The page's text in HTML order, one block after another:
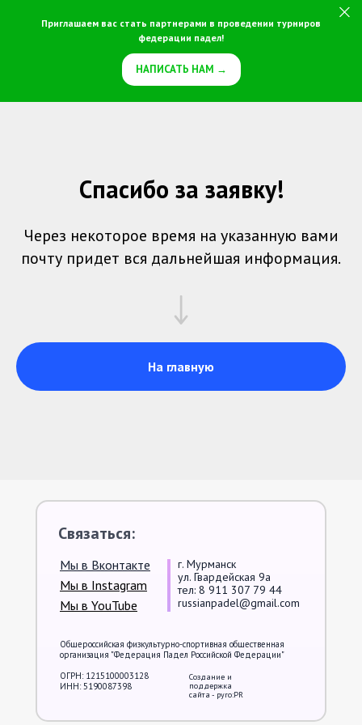
Приглашаем вас стать партнерами в проведении турниров
федерации падел!
НАПИСАТЬ НАМ →
Спасибо за заявку!
Через некоторое время на указанную вами
почту придет вся дальнейшая информация.
На главную
г. Мурманск
ул. Гвардейская 9а
тел: 8 911 307 79 44
russianpadel@gmail.com
Связаться:
Мы в Вконтакте
Мы в Instagram
Мы в YouTube
Создание и
поддержка
сайта - pyro:PR
Общероссийская физкультурно-спортивная общественная
организация "Федерация Падел Российской Федерации"
ОГРН: 1215100003128
ИНН: 5190087398